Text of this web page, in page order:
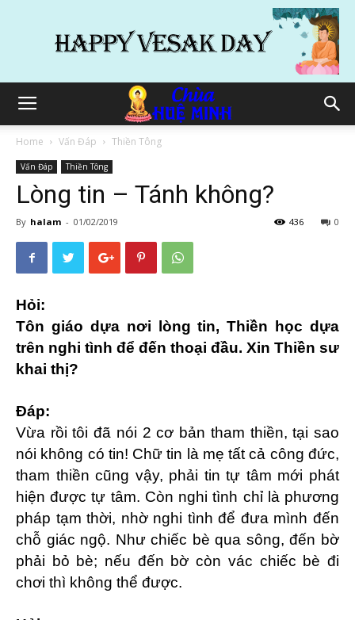
Home Vấn Đáp Thiền Tông
Vấn Đáp Thiền Tông
Lòng tin – Tánh không?
By halam - 01/02/2019 0
436
Hỏi:
Tôn giáo dựa nơi lòng tin, Thiền học dựa
trên nghi tình để đến thoại đầu. Xin Thiền sư
khai thị?
Đáp:
Vừa rồi tôi đã nói 2 cơ bản tham thiền, tại sao
nói không có tin! Chữ tin là mẹ tất cả công đức,
tham thiền cũng vậy, phải tin tự tâm mới phát
hiện được tự tâm. Còn nghi tình chỉ là phương
pháp tạm thời, nhờ nghi tình để đưa mình đến
chỗ giác ngộ. Như chiếc bè qua sông, đến bờ
phải bỏ bè; nếu đến bờ còn vác chiếc bè đi
chơi thì không thể được.